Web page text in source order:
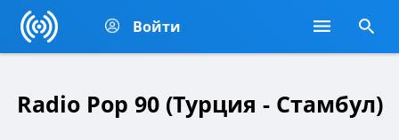
Войти
Radio Pop 90 (Турция - Стамбул)